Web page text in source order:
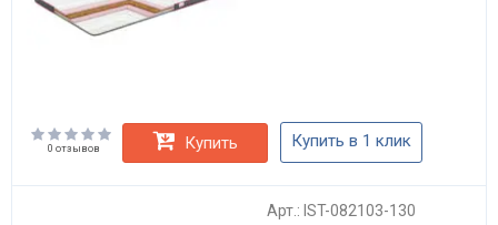
0 отзывов Купить Купить в 1 клик
Арт.: IST-082103-130